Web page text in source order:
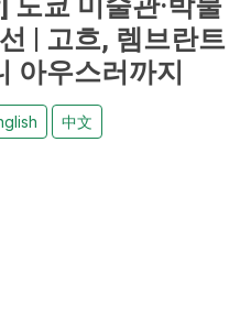
| 고흐, 렘브란트
아우스러까지
中文